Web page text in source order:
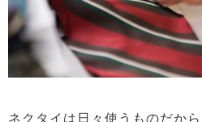
ネクタイは日々使うものだか